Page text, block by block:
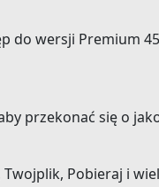
do wersji Premium
przekonać się o
Pobieraj i